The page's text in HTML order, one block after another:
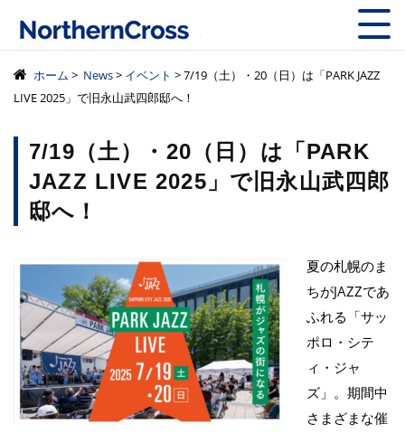
株式会社ノーザン
ホーム > News> イベント > 7/19（土）・20（日）は「PARK JAZZ
LIVE 2025」で旧永山武四郎邸へ！
7/19（土）・20（日）は「PARK
JAZZ LIVE 2025」で旧永山武四郎
邸へ！
夏の札幌のま
ちがJAZZであ
ふれる「サッ
ポロ・シテ
ィ・ジャ
ズ」。期間中
さまざまな催